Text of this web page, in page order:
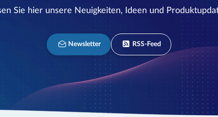
Sie hier unsere Neuigkeiten, Ideen und
Newsletter RSS-Feed